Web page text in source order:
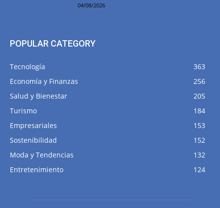
04/08/2026
POPULAR CATEGORY
Tecnología
363
Economía y Finanzas
256
Salud y Bienestar
205
Turismo
184
Empresariales
153
Sostenibilidad
152
Moda y Tendencias
132
Entretenimiento
124